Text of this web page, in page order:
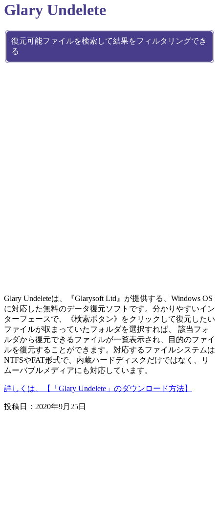
Glary Undelete
復元可能ファイルを検索して結果をフィルタリングでき
る
Glary Undeleteは、『Glarysoft Ltd』が提供する、Windows OS
に対応した無料のデータ復元ソフトです。分かりやすいイン
ターフェースで、《検索ボタン》をクリックして復元したい
ファイルが収まっていたフォルダを選択すれば、 該当フォ
ルダから復元できるファイルが一覧表示され、目的のファイ
ルを復元することができます。対応するファイルシステムは
NTFSやFAT形式で、内蔵ハードディスクだけではなく、リ
ムーバブルメディアにも対応しています。
詳しくは、【「Glary Undelete」のダウンロード方法】
投稿日： 2020年9月25日